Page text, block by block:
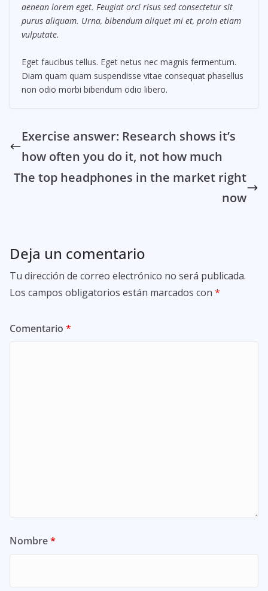
aenean lorem eget. Feugiat orci risus sed consectetur sit
purus aliquam. Urna, bibendum aliquet mi et, proin etiam
vulputate.
Eget faucibus tellus. Eget netus nec magnis fermentum.
Diam quam quam suspendisse vitae consequat phasellus
non odio morbi bibendum odio libero.
Exercise answer: Research shows it’s
how often you do it, not how much
The top headphones in the market right
now
Deja un comentario
Tu dirección de correo electrónico no será publicada.
Los campos obligatorios están marcados con *
Comentario *
Nombre*